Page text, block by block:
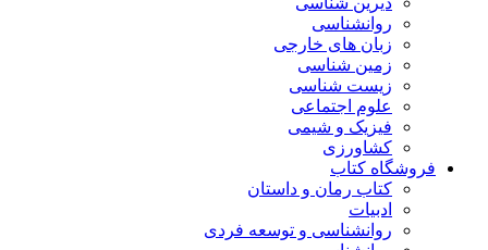
روانشناسی
زبان های خارجی
زمین شناسی
زیست شناسی
علوم اجتماعی
فیزیک و شیمی
کشاورزی
فروشگاه کتاب
کتاب رمان و داستان
ادبیات
روانشناسی و توسعه فردی